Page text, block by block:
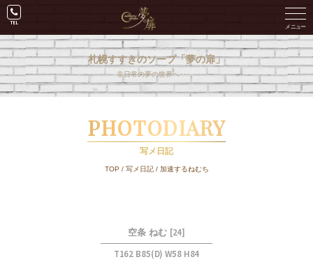
札幌すすきのソープ「夢の扉」
非日常の夢の世界へ･･･。
PHOTODIARY
写メ日記
TOP / 写メ日記/ 加速するねむち
空条 ねむ [24]
T162 B85(D) W58 H84